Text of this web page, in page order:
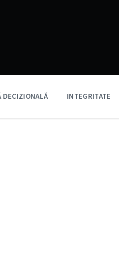
DECIZIONALĂ INTEGRITATE